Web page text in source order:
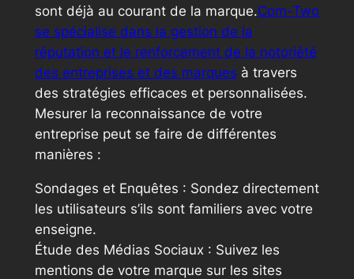
sont déjà au courant de la marque.Com-Two
se spécialise dans la gestion de la
réputation et le renforcement de la notoriété
des entreprises et des marques à travers
des stratégies efficaces et personnalisées.
Mesurer la reconnaissance de votre
entreprise peut se faire de différentes
manières :
Sondages et Enquêtes : Sondez directement
les utilisateurs s’ils sont familiers avec votre
enseigne.
Étude des Médias Sociaux : Suivez les
mentions de votre marque sur les sites